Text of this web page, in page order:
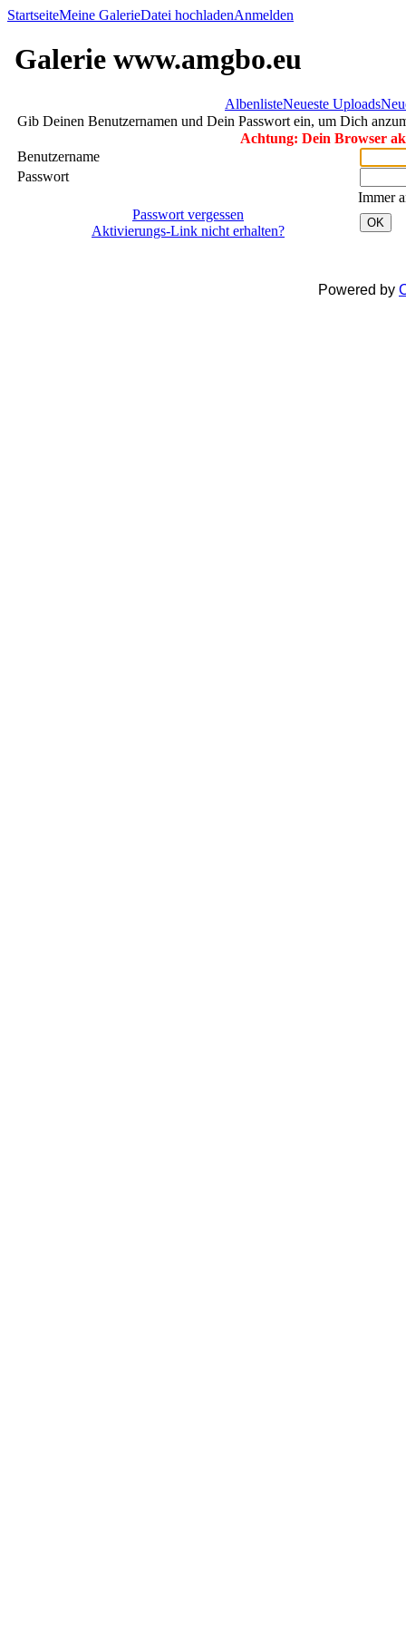
StartseiteMeine GalerieDatei hochladenAnmelden
Galerie www.amgbo.eu
AlbenlisteNeueste Uploads
Gib Deinen Benutzernamen und Dein Passwort ein, um Dich
Achtung: Dein Browser
Benutzername
Passwort
Immer
Passwort vergessen
Aktivierungs-Link nicht erhalten?
OK
Powered by